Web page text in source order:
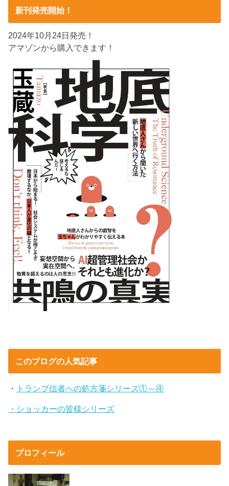
新刊発売開始！
2024年10月24日発売！
アマゾンから購入できます！
このブログの人気記事
・ トランプ信者への処方箋シリーズ①～④
・ショッカーの皆様シリーズ
プロフィール